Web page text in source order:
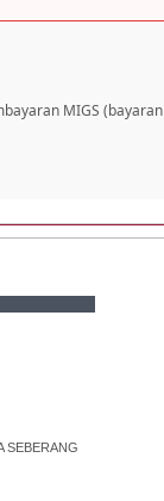
MIGS (bayaran
SEBERANG